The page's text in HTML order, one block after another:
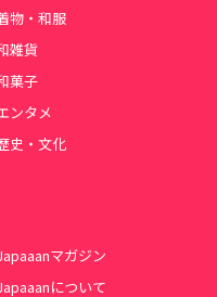
物・和服
雑貨
菓子
ンタメ
史・文化
マガジン
について